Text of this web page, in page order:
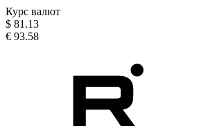
Курс валют
$ 81.13
€ 93.58